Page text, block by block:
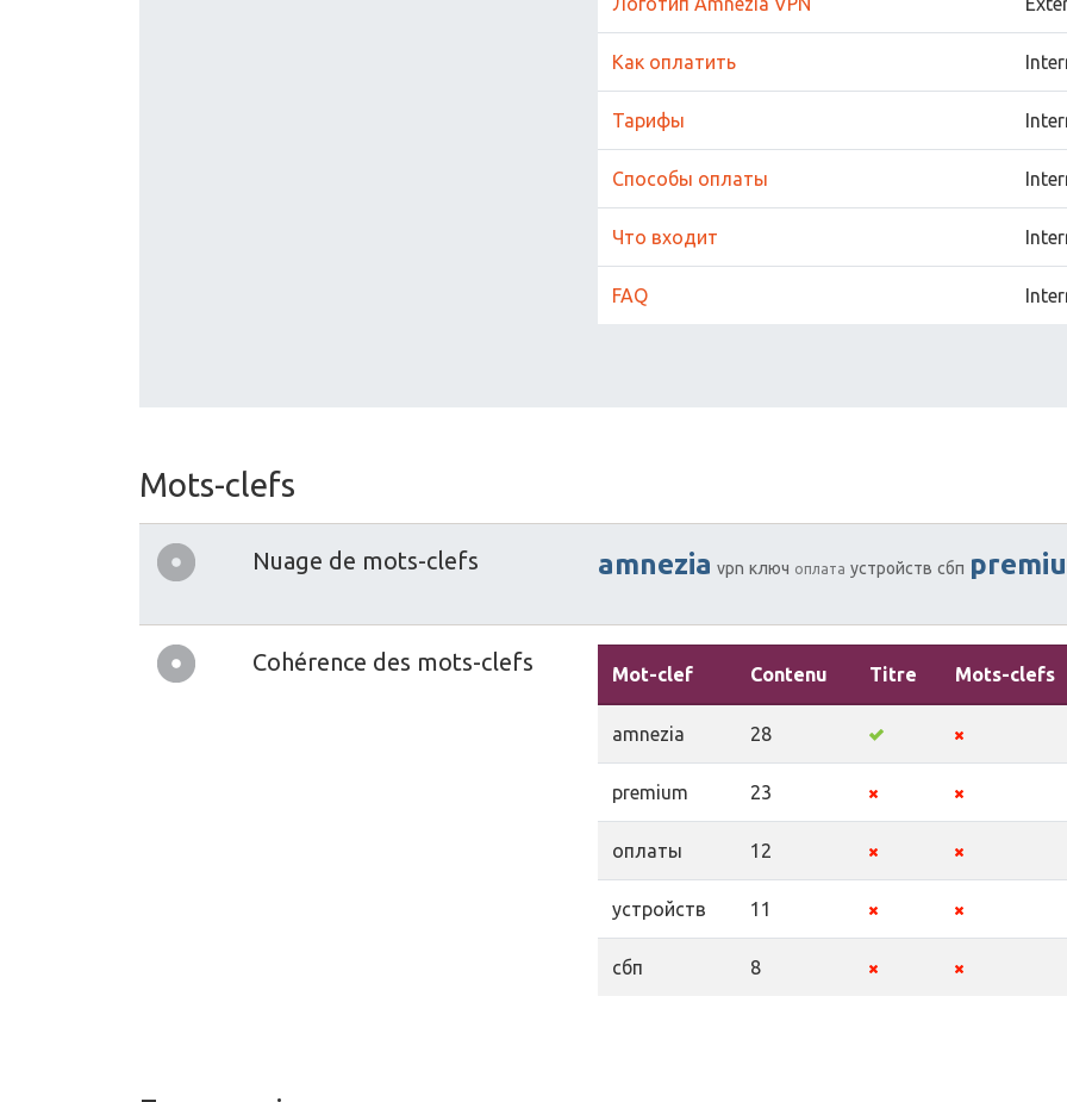
Как оплатить
Тарифы
Способы оплаты
Что входит
FAQ
Mots-clefs
Nuage de mots-clefs amnezia vpn ключ оплата устройств сбп
Cohérence des mots-clefs Mot-clef Contenu Titre Mots-clefs
amnezia 28
premium 23
оплаты 12
устройств 11
сбп 8